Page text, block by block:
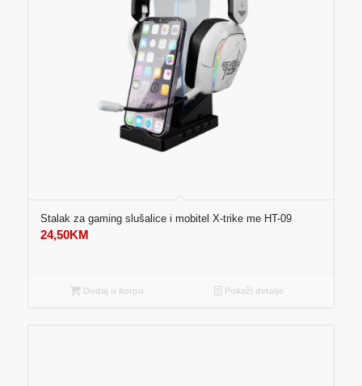
Stalak za gaming slušalice i mobitel X-trike me HT-09
24,50KM
Dodaj u korpu Pokaži detalje